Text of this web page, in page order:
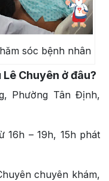
sóc bệnh nhân
Chuyên ở đâu?
Phường Tân Định,
16h – 19h, 15h phát
chuyên khám,